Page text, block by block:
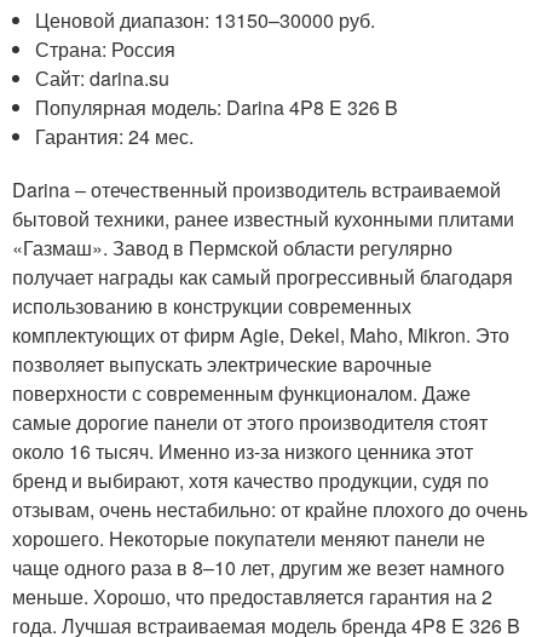
Ценовой диапазон: 13150–30000 руб.
Страна: Россия
Сайт: darina.su
Популярная модель: Darina 4P8 E 326 B
Гарантия: 24 мес.
Darina ‒ отечественный производитель встраиваемой
бытовой техники, ранее известный кухонными плитами
«Газмаш». Завод в Пермской области регулярно
получает награды как самый прогрессивный благодаря
использованию в конструкции современных
комплектующих от фирм Agie, Dekel, Maho, Mikron. Это
позволяет выпускать электрические варочные
поверхности с современным функционалом. Даже
самые дорогие панели от этого производителя стоят
около 16 тысяч. Именно из-за низкого ценника этот
бренд и выбирают, хотя качество продукции, судя по
отзывам, очень нестабильно: от крайне плохого до очень
хорошего. Некоторые покупатели меняют панели не
чаще одного раза в 8–10 лет, другим же везет намного
меньше. Хорошо, что предоставляется гарантия на 2
года. Лучшая встраиваемая модель бренда 4P8 E 326 B